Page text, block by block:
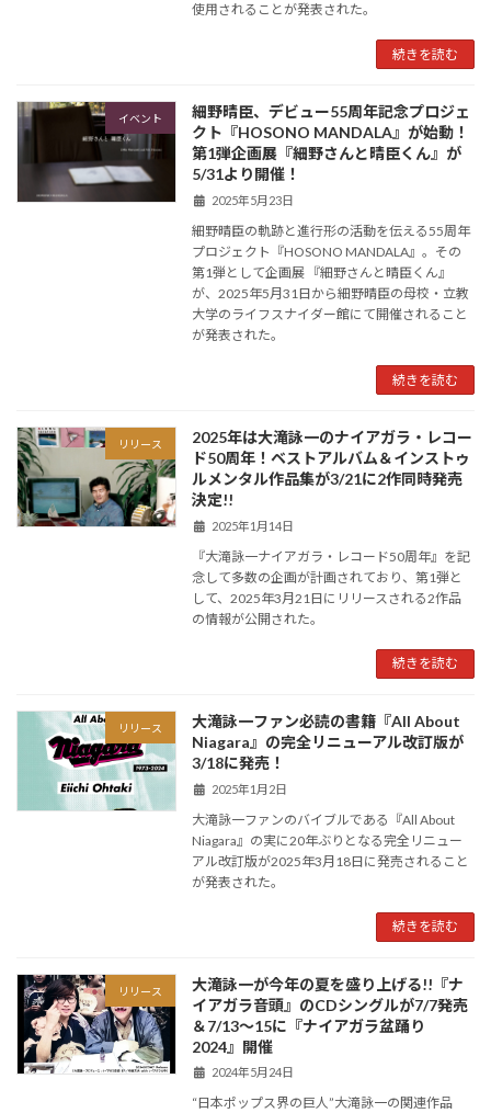
使用されることが発表された。
続きを読む
イベント
細野晴臣、デビュー55周年記念プロジェ
クト『HOSONO MANDALA』が始動！
第1弾企画展『細野さんと晴臣くん』が
5/31より開催！
2025年5月23日
細野晴臣の軌跡と進行形の活動を伝える55周年
プロジェクト『HOSONO MANDALA』。その
第1弾として企画展 『細野さんと晴臣くん』
が、2025年5月31日から細野晴臣の母校・立教
大学のライフスナイダー館にて開催されること
が発表された。
続きを読む
リリース
2025年は大滝詠一のナイアガラ・レコー
ド50周年！ベストアルバム＆インストゥ
ルメンタル作品集が3/21に2作同時発売
決定!!
2025年1月14日
『大滝詠一ナイアガラ・レコード50周年』を記
念して多数の企画が計画されており、第1弾と
して、2025年3月21日にリリースされる2作品
の情報が公開された。
続きを読む
リリース
大滝詠一ファン必読の書籍『All About
Niagara』の完全リニューアル改訂版が
3/18に発売！
2025年1月2日
大滝詠一ファンのバイブルである『All About
Niagara』の実に20年ぶりとなる完全リニュー
アル改訂版が2025年3月18日に発売されること
が発表された。
続きを読む
リリース
大滝詠一が今年の夏を盛り上げる!!『ナ
イアガラ音頭』のCDシングルが7/7発売
＆7/13〜15に『ナイアガラ盆踊り
2024』開催
2024年5月24日
“日本ポップス界の巨人”大滝詠一の関連作品